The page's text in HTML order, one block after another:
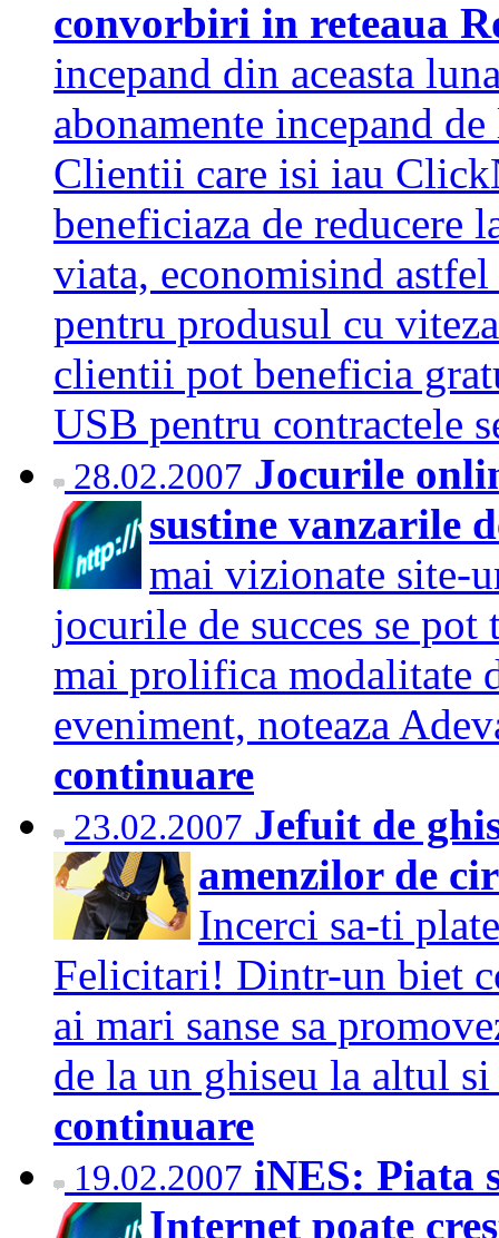
convorbiri in reteaua
incepand din aceasta
abonamente incepand
Clientii care isi iau
beneficiaza de reducere
viata, economisind
pentru produsul cu
clientii pot beneficia
USB pentru contractele
28.02.2007 Jocurile
sustine vanzarile
mai vizionate site-
jocurile de succes se
mai prolifica modalitate
eveniment, noteaza
continuare
23.02.2007 Jefuit de
amenzilor de
Incerci sa-ti
Felicitari! Dintr-un biet
ai mari sanse sa
de la un ghiseu la altul
continuare
19.02.2007 iNES: Piata
Internet poate